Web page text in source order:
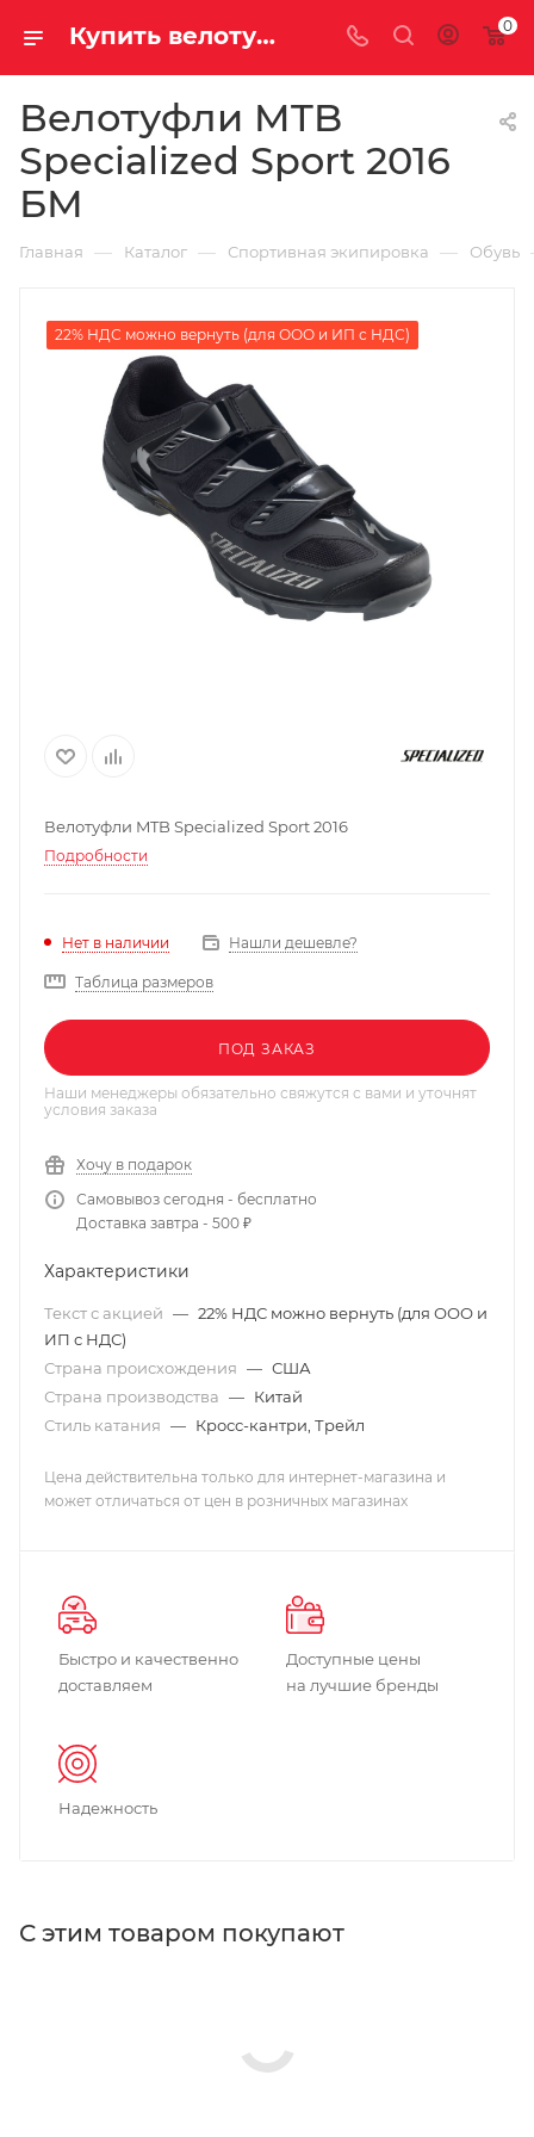
Купить велотуфли mtb specialized sport 2016 бм у официального дилера за 7890.00000000 рублей 0
Велотуфли MTB
Specialized Sport 2016
БМ
Главная — Каталог — Спортивная экипировка — Обувь
22% НДС можно вернуть (для ООО и ИП с НДС)
Велотуфли MTB Specialized Sport 2016
Подробности
Нет в наличии Нашли дешевле?
Таблица размеров
ПОД ЗАКАЗ
Наши менеджеры обязательно свяжутся с вами и уточнят
условия заказа
Хочу в подарок
Самовывоз сегодня - бесплатно
Доставка завтра - 500 ₽
Характеристики
Текст с акцией — 22% НДС можно вернуть (для ООО и
ИП с НДС)
Страна происхождения — США
Страна производства — Китай
Стиль катания — Кросс-кантри, Трейл
Цена действительна только для интернет-магазина и
может отличаться от цен в розничных магазинах
Быстро и качественно
доставляем
Доступные цены
на лучшие бренды
Надежность
С этим товаром покупают